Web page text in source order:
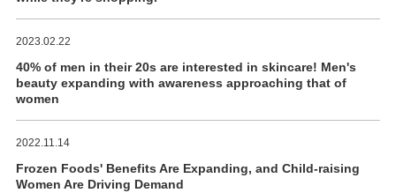
2023.02.22
40% of men in their 20s are interested in skincare! Men's
beauty expanding with awareness approaching that of
women
2022.11.14
Frozen Foods' Benefits Are Expanding, and Child-raising
Women Are Driving Demand